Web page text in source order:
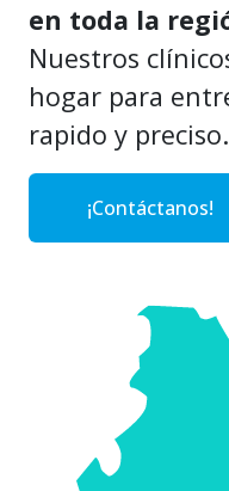
en toda la
Nuestros
hogar para
rapido y preciso.
¡Contáctanos!